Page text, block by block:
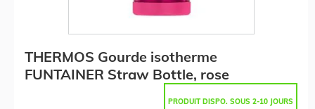
THERMOS Gourde isotherme
FUNTAINER Straw Bottle, rose
PRODUIT DISPO. SOUS 2-10 JOURS